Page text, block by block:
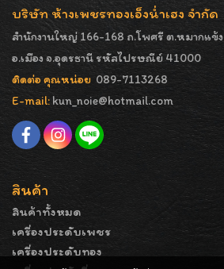
บริษัท ห้างเพชรทองเอ็งน่ำเฮง จำกัด
สำนักงานใหญ่ 166-168 ถ.โพศรี ต.หมากแข้ง
อ.เมือง จ.อุดรธานี รหัสไปรษณีย์ 41000
ติดต่อ คุณหน่อย 089-7113268
E-mail: kun_noie@hotmail.com
สินค้า
สินค้าทั้งหมด
เครื่องประดับเพชร
เครื่องประดับทอง